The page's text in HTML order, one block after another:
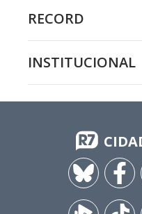
RECORD
INSTITUCIONAL